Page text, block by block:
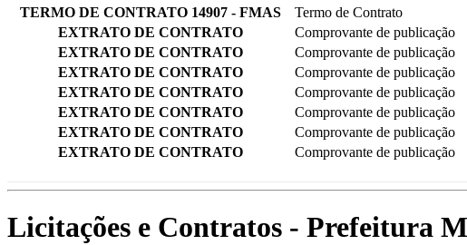
TERMO DE CONTRATO 14907 - FMAS
Termo de Contrato
EXTRATO DE CONTRATO
Comprovante de publicação
EXTRATO DE CONTRATO
Comprovante de publicação
EXTRATO DE CONTRATO
Comprovante de publicação
EXTRATO DE CONTRATO
Comprovante de publicação
EXTRATO DE CONTRATO
Comprovante de publicação
EXTRATO DE CONTRATO
Comprovante de publicação
EXTRATO DE CONTRATO
Comprovante de publicação
Licitações e Contratos - Prefeitura